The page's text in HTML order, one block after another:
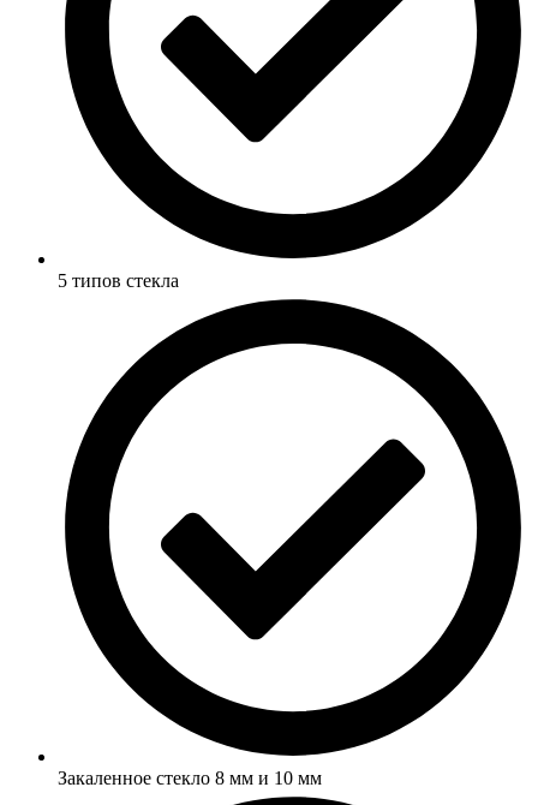
5 типов стекла
Закаленное стекло 8 мм и 10 мм